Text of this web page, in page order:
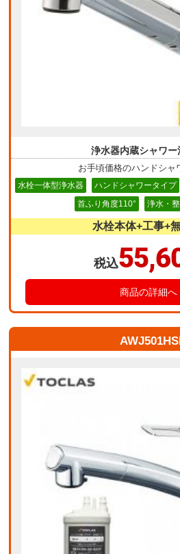
浄水器内蔵シャワー
お手頃価格のハンドシャ
水栓一体型浄水器
ハンドシャワータイプ
首ふり角度110°
浄水・
水栓本体+工事+
税込
商品の詳細へ